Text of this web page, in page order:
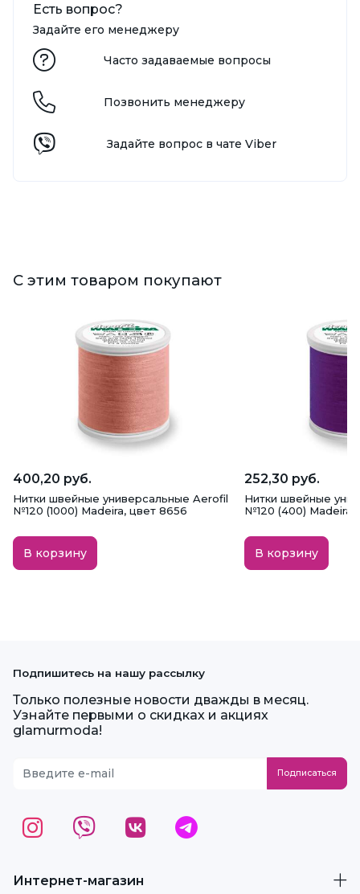
Есть вопрос?
Задайте его менеджеру
Часто задаваемые вопросы
Позвонить менеджеру
Задайте вопрос в чате Viber
С этим товаром покупают
400,20 руб.
Нитки швейные универсальные Aerofil
№120 (1000) Madeira, цвет 8656
В корзину
252,30 руб.
Нитки швейные
№120 (400) Madeira,
В корзину
Интернет-магазин
Подпишитесь на нашу рассылку
Только полезные новости дважды в месяц.
Узнайте первыми о скидках и акциях
glamurmoda!